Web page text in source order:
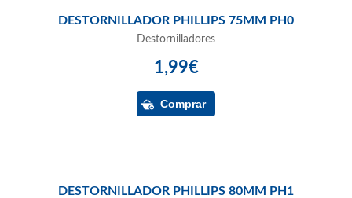
DESTORNILLADOR PHILLIPS 75MM PH0
Destornilladores
1,99€
DESTORNILLADOR PHILLIPS 80MM PH1